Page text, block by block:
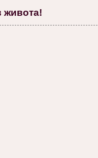
живота!